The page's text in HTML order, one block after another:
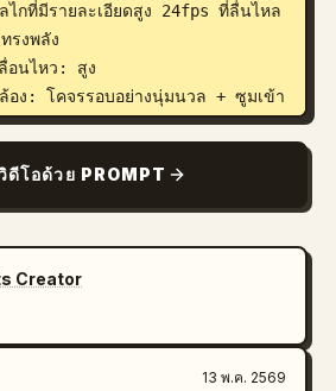
ไกที่มีรายละเอียดสูง 24fps ที่ลื่นไหล
รงพลัง
ลื่อนไหว: สูง
ล้อง: โคจรรอบอย่างนุ่มนวล + ซูมเข้า
ดีโอด้วย PROMPT
Creator
13 พ.ค. 2569